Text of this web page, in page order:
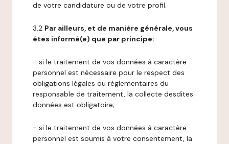
de votre candidature ou de votre profil.
3.2 Par ailleurs, et de manière générale, vous
êtes informé(e) que par principe:
- si le traitement de vos données à caractère
personnel est nécessaire pour le respect des
obligations légales ou réglementaires du
responsable de traitement, la collecte desdites
données est obligatoire;
- si le traitement de vos données à caractère
personnel est soumis à votre consentement, la